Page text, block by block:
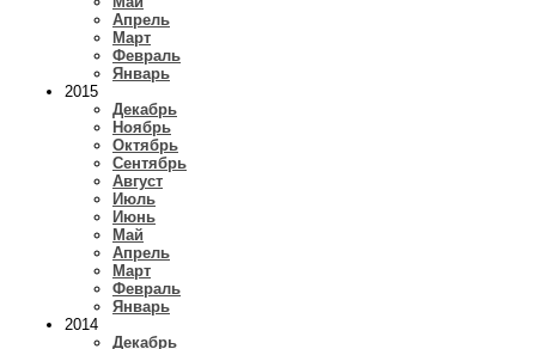
Апрель
Март
Февраль
Январь
2015
Декабрь
Ноябрь
Октябрь
Сентябрь
Август
Июль
Июнь
Май
Апрель
Март
Февраль
Январь
2014
Декабрь